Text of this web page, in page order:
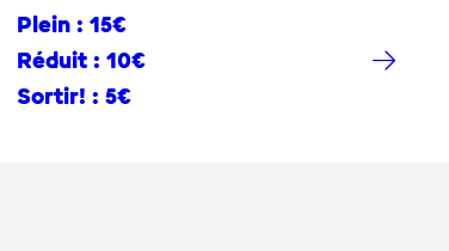
Plein : 15€
Réduit : 10€
Sortir! : 5€